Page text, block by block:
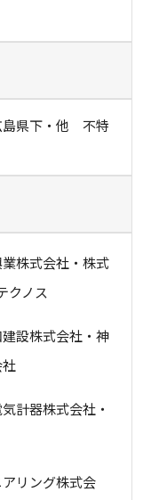
島県下・他 不特
株式会社・株式
クノス
設株式会社・神
計器株式会社・
リング株式会